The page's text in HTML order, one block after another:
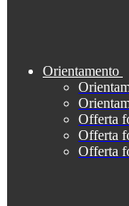
Orientamento
Offerta
Offerta
Offerta